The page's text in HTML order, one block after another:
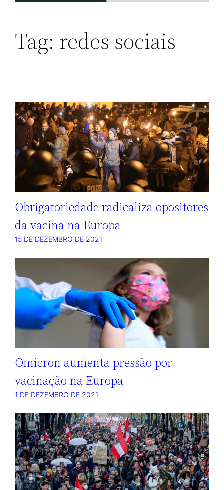
Tag: redes sociais
Obrigatoriedade radicaliza opositores
da vacina na Europa
15 DE DEZEMBRO DE 2021
Omicron aumenta pressão por
vacinação na Europa
1 DE DEZEMBRO DE 2021